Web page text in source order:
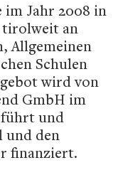
im Jahr 2008 in
an
Allgemeinen
Schulen
wird von
GmbH im
und
und den
finanziert.